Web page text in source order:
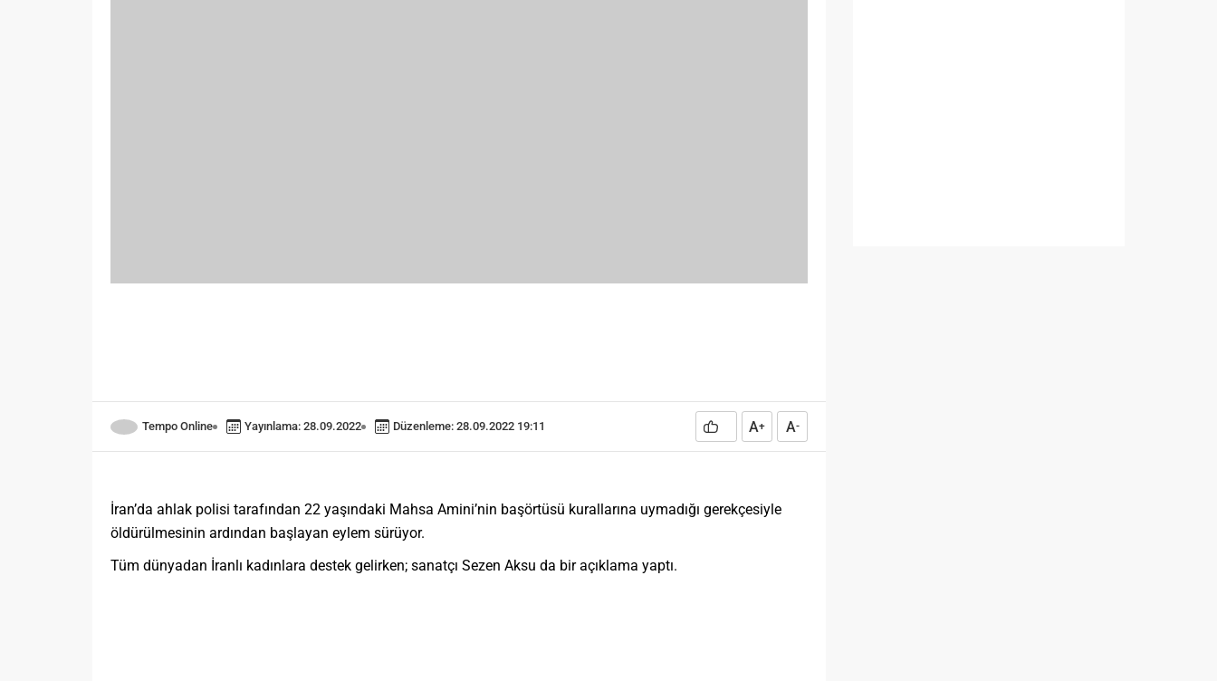
Tempo Online Yayınlama: 28.09.2022 Düzenleme: 28.09.2022 19:11 A+ A-
İran’da ahlak polisi tarafından 22 yaşındaki Mahsa Amini’nin başörtüsü kurallarına uymadığı gerekçesiyle
öldürülmesinin ardından başlayan eylem sürüyor.
Tüm dünyadan İranlı kadınlara destek gelirken; sanatçı Sezen Aksu da bir açıklama yaptı.